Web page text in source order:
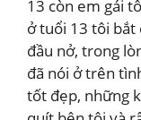
13 còn em gái
ở tuổi 13 tôi bắt
đầu nở, trong
đã nói ở trên
tốt đẹp, những